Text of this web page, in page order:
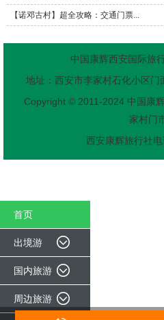
【诺邓古村】超全攻略：交通门票...
中国康辉西安国际旅
地址：西安市李家村石化小区门
Copyright © 2011-2024 中国康
家村门
西安康辉旅行社
首页
出境游
国内旅游
周边旅游